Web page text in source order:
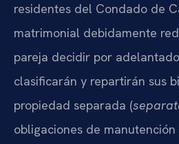
residentes del Condado de
matrimonial debidamente
pareja decidir por
clasificarán y repartirán sus
propiedad separada (
obligaciones de